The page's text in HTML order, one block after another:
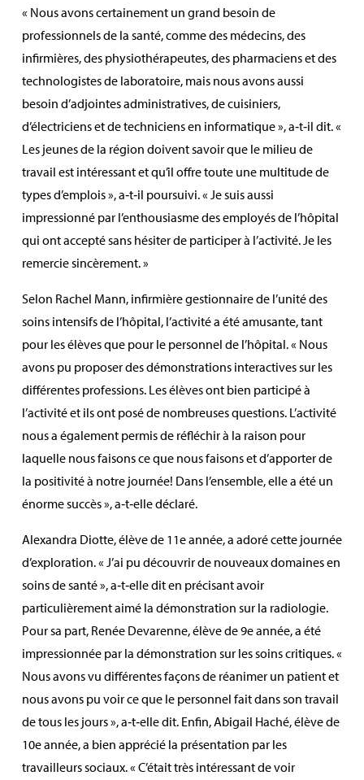
« Nous avons certainement un grand besoin de
professionnels de la santé, comme des médecins, des
infirmières, des physiothérapeutes, des pharmaciens et des
technologistes de laboratoire, mais nous avons aussi
besoin d’adjointes administratives, de cuisiniers,
d’électriciens et de techniciens en informatique », a‑t‑il dit. «
Les jeunes de la région doivent savoir que le milieu de
travail est intéressant et qu’il offre toute une multitude de
types d’emplois », a‑t‑il poursuivi. « Je suis aussi
impressionné par l’enthousiasme des employés de l’hôpital
qui ont accepté sans hésiter de participer à l’activité. Je les
remercie sincèrement. »
Selon Rachel Mann, infirmière gestionnaire de l’unité des
soins intensifs de l’hôpital, l’activité a été amusante, tant
pour les élèves que pour le personnel de l’hôpital. « Nous
avons pu proposer des démonstrations interactives sur les
différentes professions. Les élèves ont bien participé à
l’activité et ils ont posé de nombreuses questions. L’activité
nous a également permis de réfléchir à la raison pour
laquelle nous faisons ce que nous faisons et d’apporter de
la positivité à notre journée! Dans l’ensemble, elle a été un
énorme succès », a‑t‑elle déclaré.
Alexandra Diotte, élève de 11e année, a adoré cette journée
d’exploration. « J’ai pu découvrir de nouveaux domaines en
soins de santé », a‑t‑elle dit en précisant avoir
particulièrement aimé la démonstration sur la radiologie.
Pour sa part, Renée Devarenne, élève de 9e année, a été
impressionnée par la démonstration sur les soins critiques. «
Nous avons vu différentes façons de réanimer un patient et
nous avons pu voir ce que le personnel fait dans son travail
de tous les jours », a‑t‑elle dit. Enfin, Abigail Haché, élève de
10e année, a bien apprécié la présentation par les
travailleurs sociaux. « C’était très intéressant de voir